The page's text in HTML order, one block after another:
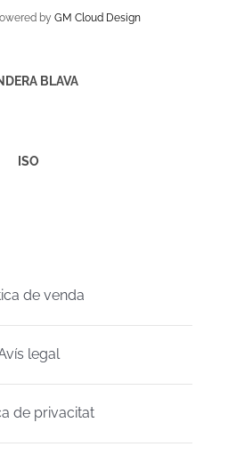
by GM Cloud Design
BLAVA
ISO
de venda
legal
de privacitat